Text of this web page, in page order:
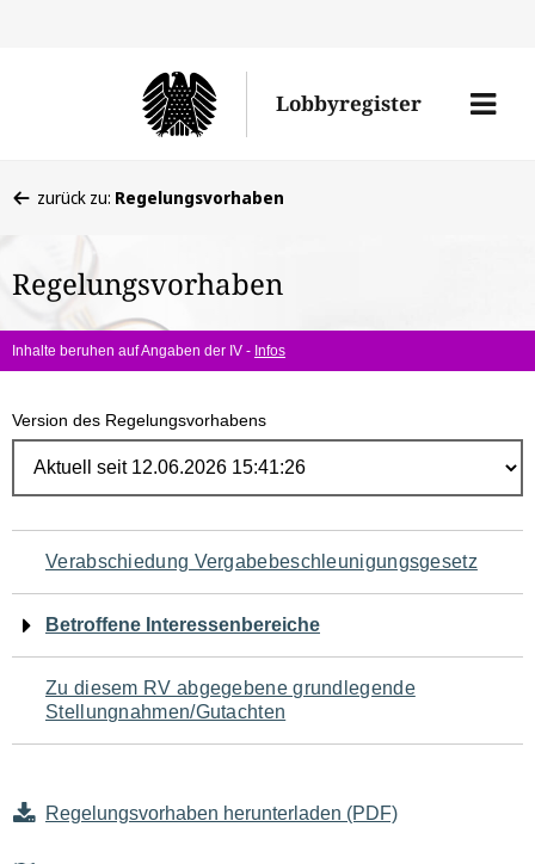
Lobbyregister
Menü
befinden
hier:
zurück zu: Regelungsvorhaben
Regelungsvorhaben
Inhalte beruhen auf Angaben der IV - Infos
Version des Regelungsvorhabens
Navigation
für
den
Seiteninhalt
Verabschiedung Vergabebeschleunigungsgesetz
Betroffene Interessenbereiche
Zu diesem RV abgegebene grundlegende
Stellungnahmen/Gutachten
Regelungsvorhaben herunterladen (PDF)